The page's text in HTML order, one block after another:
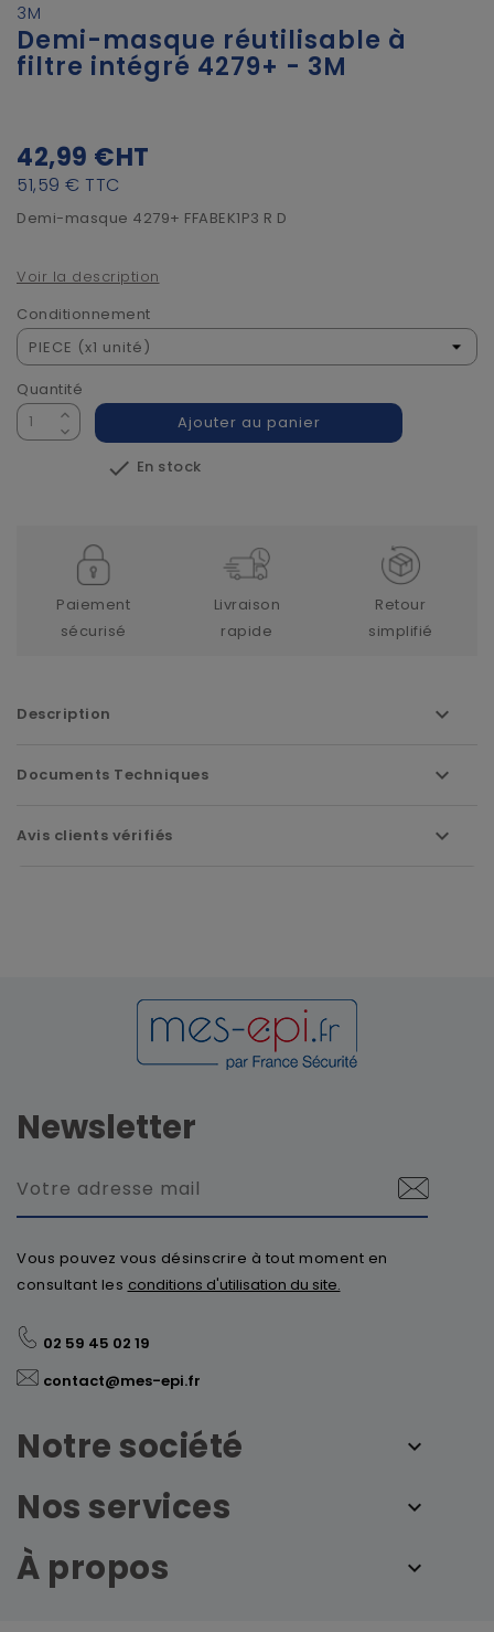
3M
Demi-masque réutilisable à
filtre intégré 4279+ - 3M
42,99 €HT
51,59 € TTC
Demi-masque 4279+ FFABEK1P3 R D
Voir la description
Conditionnement
Quantité
Ajouter au panier
 En stock
Paiement
sécurisé
Livraison
rapide
Retour
simplifié
Description
Documents Techniques
Avis clients vérifiés
Newsletter
Vous pouvez vous désinscrire à tout moment en
consultant les conditions d'utilisation du site.
02 59 45 02 19
contact@mes-epi.fr
Notre société
Nos services
À propos